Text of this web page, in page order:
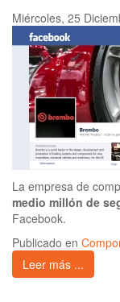
Miércoles, 25
La empresa de
medio millón de
Facebook.
Publicado en
Leer más ...